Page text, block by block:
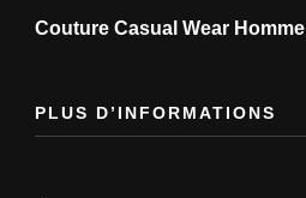
Couture Casual Wear Homme
PLUS D’INFORMATIONS